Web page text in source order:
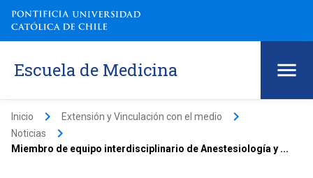
Escuela de Medicina
Inicio keyboard_arrow_right Extensión y Vinculación con el medio keyboard_arrow_right
Noticias keyboard_arrow_right
Miembro de equipo interdisciplinario de Anestesiología y ...